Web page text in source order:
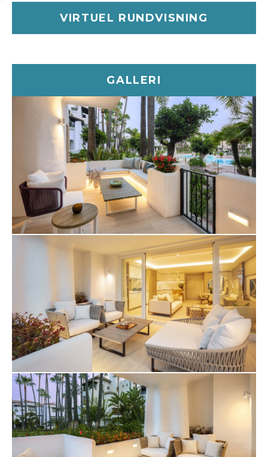
eget badeværelse. Det store soveværelse er lige så
håndvask og flatterende LED-belysning.
Den store terrasse er et højdepunkt med forskellige
chill-out-hjørner og udendørs spisepladser. Der er
direkte adgang til de fascinerende fælleshaver og
poolen, som danner en imponerende kulisse og
giver beboerne udsigt til resortet. Takket være
orienteringen er terrassen badet i naturligt lys hele
dagen. Granados 11 tilbyder et udsøgt fristed i
uovertrufne omgivelser samt bekvem adgang til
Marbella Golden Mile og alle dens luksuriøse
faciliteter.
VIRTUEL RUNDVISNING
GALLERI